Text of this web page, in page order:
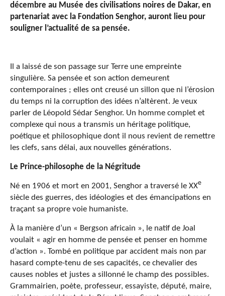
décembre au Musée des civilisations noires de Dakar, en
partenariat avec la Fondation Senghor, auront lieu pour
souligner l’actualité de sa pensée.
Il a laissé de son passage sur Terre une empreinte
singulière. Sa pensée et son action demeurent
contemporaines ; elles ont creusé un sillon que ni l’érosion
du temps ni la corruption des idées n’altèrent. Je veux
parler de Léopold Sédar Senghor. Un homme complet et
complexe qui nous a transmis un héritage politique,
poétique et philosophique dont il nous revient de remettre
les clefs, sans délai, aux nouvelles générations.
Le Prince-philosophe de la Négritude
Né en 1906 et mort en 2001, Senghor a traversé le XXe
siècle des guerres, des idéologies et des émancipations en
traçant sa propre voie humaniste.
À la manière d’un « Bergson africain », le natif de Joal
voulait « agir en homme de pensée et penser en homme
d’action ». Tombé en politique par accident mais non par
hasard compte-tenu de ses capacités, ce chevalier des
causes nobles et justes a sillonné le champ des possibles.
Grammairien, poète, professeur, essayiste, député, maire,